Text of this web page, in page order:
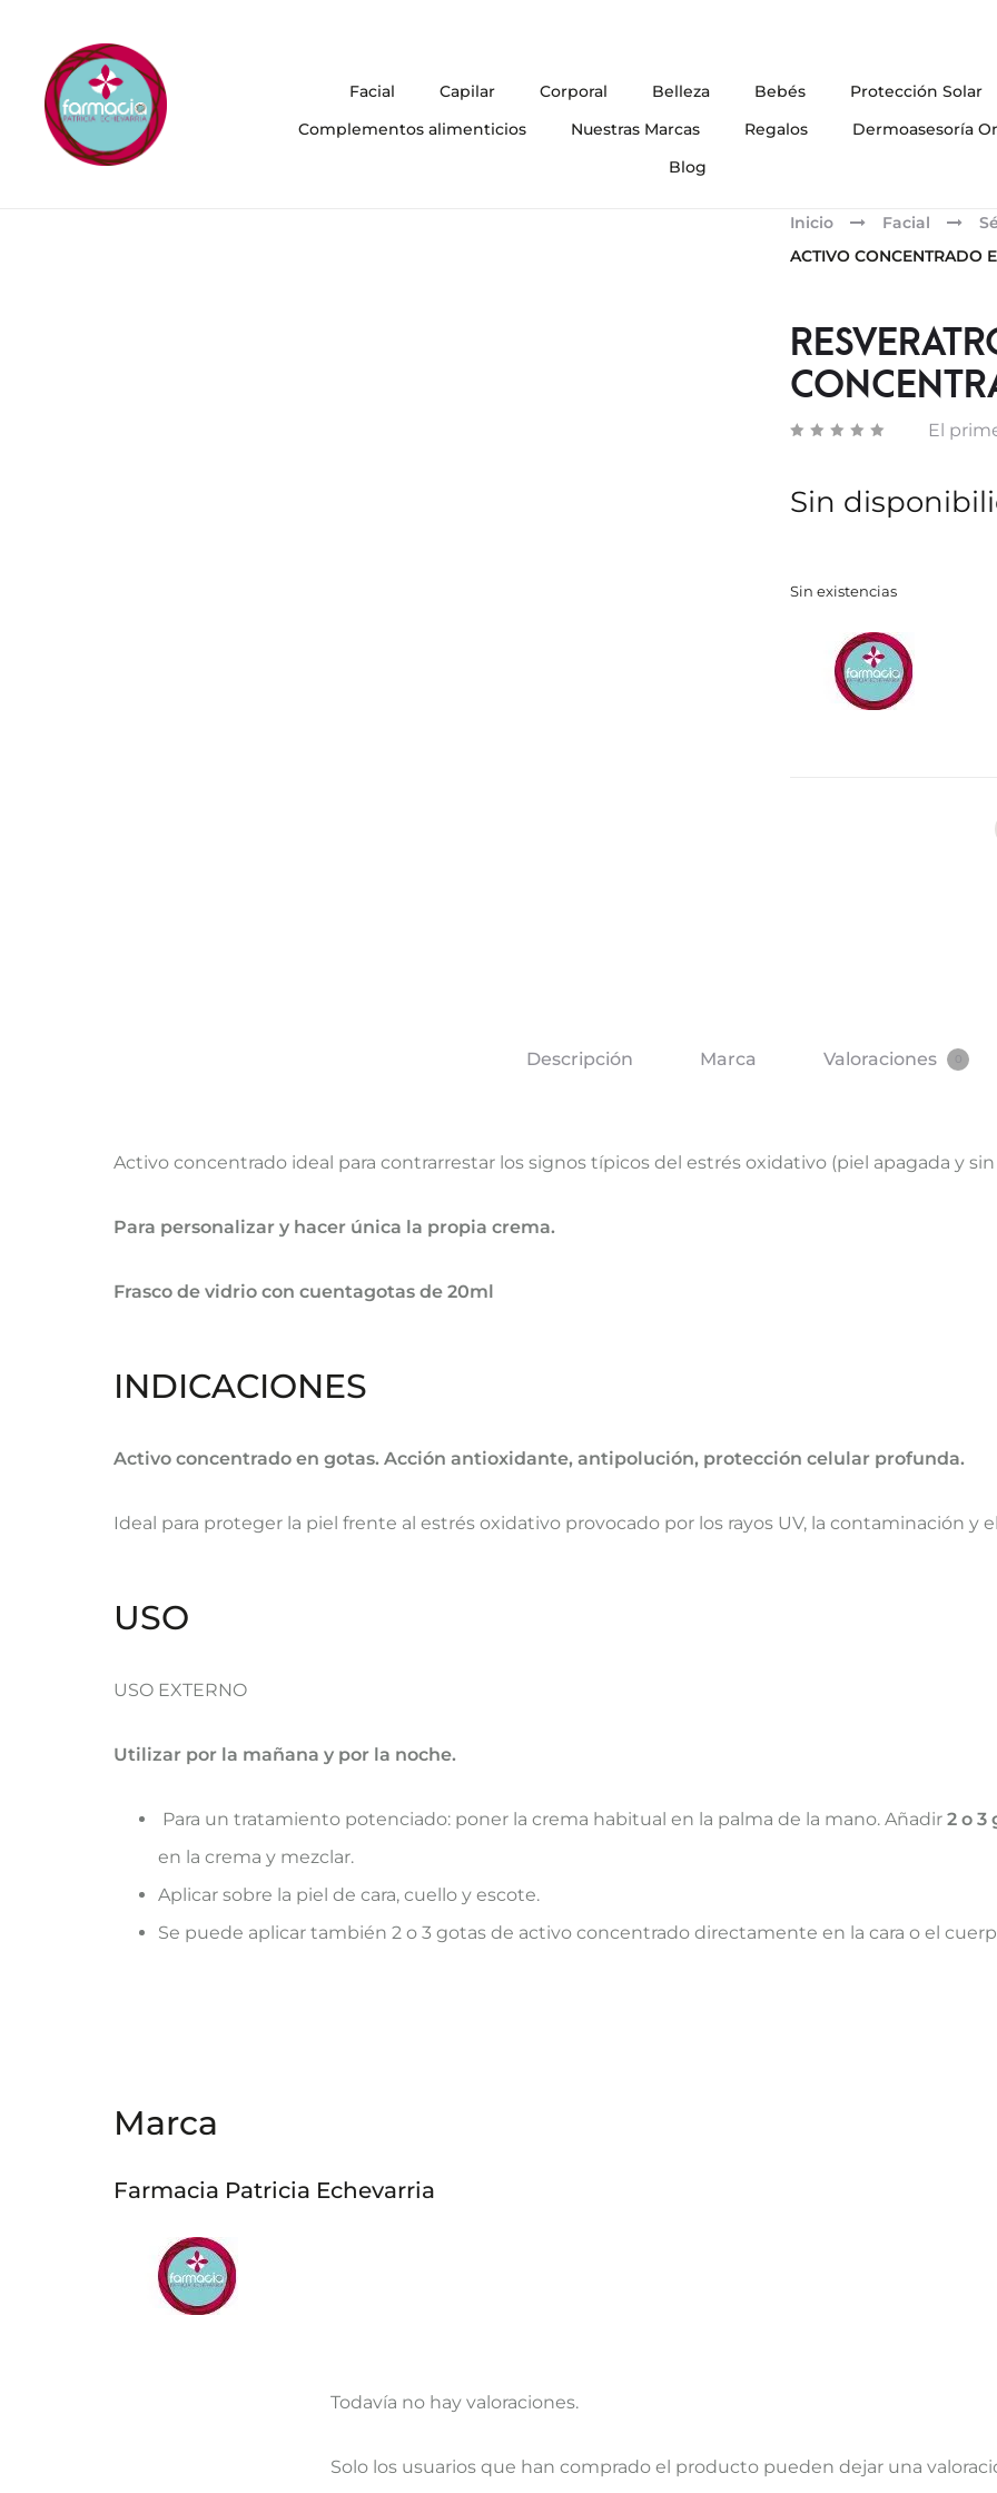
Facial Capilar Corporal Belleza Bebés
Protección Solar
Complementos alimenticios
Nuestras Marcas Regalos
Dermoasesoría
Blog
Inicio Facial
ACTIVO CONCENTRADO
El
Sin
Sin existencias
Descripción Marca Valoraciones
Activo concentrado ideal para contrarrestar los signos típicos del estrés oxidativo (piel apagada y
Para personalizar y hacer única la propia crema.
Frasco de vidrio con cuentagotas de 20ml
INDICACIONES
​Activo concentrado en gotas. ​Acción antioxidante, antipolución, protección celular profunda.
Ideal para proteger la piel frente al estrés oxidativo provocado por los rayos UV, la contaminación y
USO
​​USO EXTERNO
Utilizar por la mañana y por la noche.
Para un tratamiento potenciado: poner la crema habitual en la palma de la mano. Añadir 2 o 3
en la crema y mezclar.
Aplicar sobre la piel de cara, cuello y escote.
Se puede aplicar también 2 o 3 gotas de activo concentrado directamente en la cara o el
Marca
Farmacia Patricia Echevarria
V
Todavía no hay valoraciones.
Solo los usuarios que han comprado el producto pueden dejar una